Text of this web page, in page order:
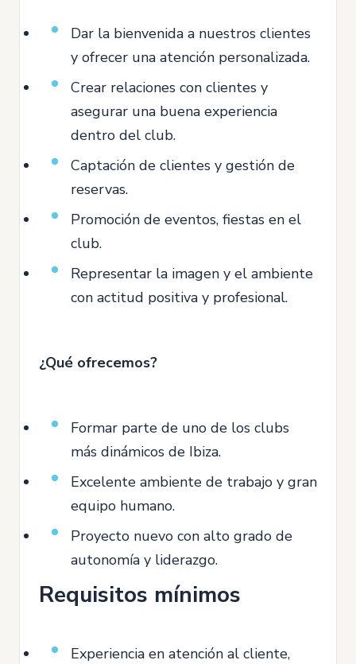
Dar la bienvenida a nuestros clientes
y ofrecer una atención personalizada.
Crear relaciones con clientes y
asegurar una buena experiencia
dentro del club.
Captación de clientes y gestión de
reservas.
Promoción de eventos, fiestas en el
club.
Representar la imagen y el ambiente
con actitud positiva y profesional.
¿Qué ofrecemos?
Formar parte de uno de los clubs
más dinámicos de Ibiza.
Excelente ambiente de trabajo y gran
equipo humano.
Proyecto nuevo con alto grado de
autonomía y liderazgo.
Requisitos mínimos
Experiencia en atención al cliente,